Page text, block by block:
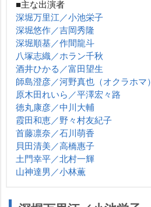
■主な出演者
深堀万里江／小池栄子
深堀悠作／吉岡秀隆
深堀順基／作間龍斗
八塚志織／ホラン千秋
酒井ひかる／富田望生
師島澄彦／河野真也（オクラホマ）
原木田れいら／平澤宏々路
徳丸康彦／中川大輔
霞田和恵／野々村友紀子
首藤凛奈／石川萌香
貝田清美／高橋惠子
土門幸平／北村一輝
山神達男／小林薫